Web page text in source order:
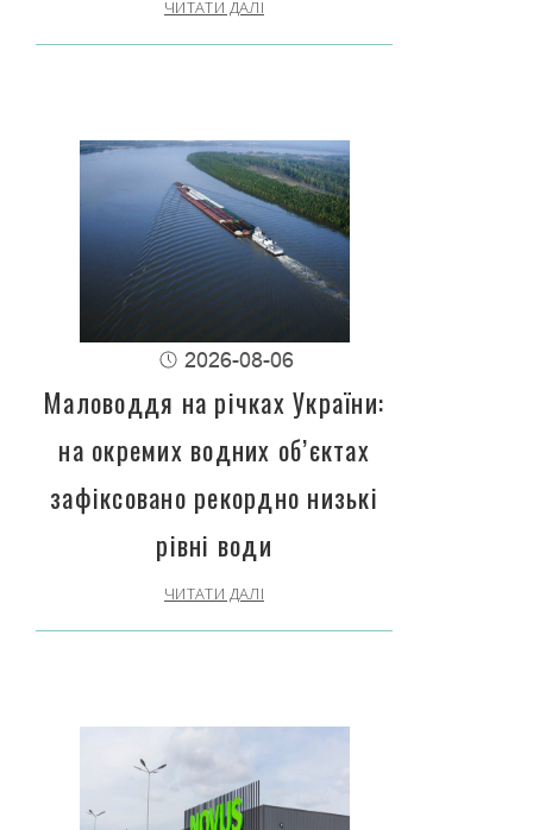
ЧИТАТИ ДАЛІ
2026-08-06
Маловоддя на річках України:
на окремих водних об’єктах
зафіксовано рекордно низькі
рівні води
ЧИТАТИ ДАЛІ